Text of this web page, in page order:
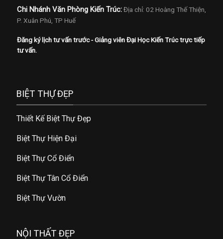
Chi Nhánh Văn Phòng Kiến Trúc: Địa chỉ: 02 Hoàng Thế Thiện,
P. Xuân Phú, TP Huế
Đăng ký lịch tư vấn trước - Giảng viên Đại Học Kiến Trúc trực tiếp
tư vấn.
BIỆT THỰ ĐẸP
Thiết Kế Biệt Thự Đẹp
Biệt Thự Hiện Đại
Biệt Thự Cổ Điển
Biệt Thự Tân Cổ Điển
Biệt Thự Vườn
NỘI THẤT ĐẸP